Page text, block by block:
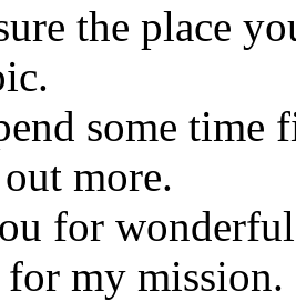
the place
some time
more.
for
my mission.